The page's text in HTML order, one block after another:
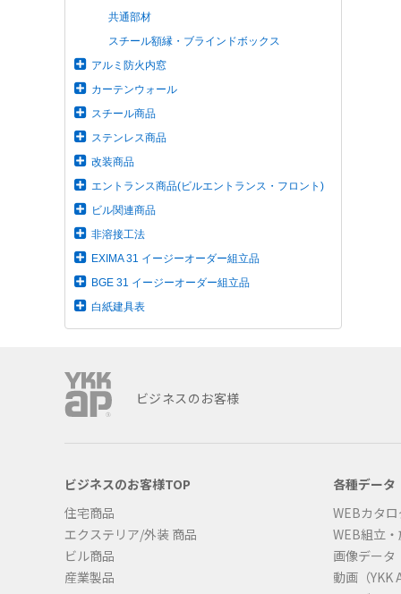
共通部材
スチール額縁・ブラインドボックス
アルミ防火内窓
カーテンウォール
スチール商品
ステンレス商品
改装商品
エントランス商品(ビルエントランス・フロント)
ビル関連商品
非溶接工法
EXIMA 31 イージーオーダー組立品
BGE 31 イージーオーダー組立品
白紙建具表
ビジネスのお客様
ビジネスのお客様TOP
住宅商品
エクステリア/外装 商品
ビル商品
産業製品
各種データ
WEBカタ
WEB組立
画像データ
動画（YKK